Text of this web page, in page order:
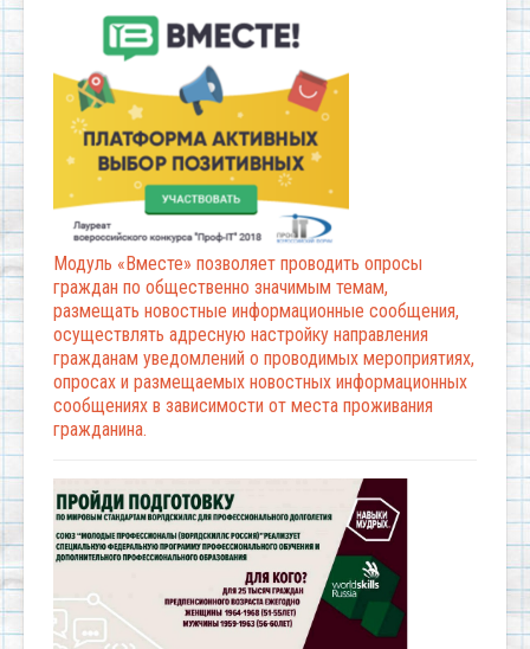
Модуль «Вместе» позволяет проводить опросы
граждан по общественно значимым темам,
размещать новостные информационные сообщения,
осуществлять адресную настройку направления
гражданам уведомлений о проводимых мероприятиях,
опросах и размещаемых новостных информационных
сообщениях в зависимости от места проживания
гражданина.